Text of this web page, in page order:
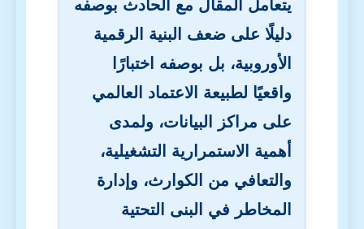
يتعامل المقال مع الحادث بوصفه
دليلًا على ضعف البنية الرقمية
الأوروبية، بل بوصفه اختبارًا
واقعيًا لطبيعة الاعتماد العالمي
على مراكز البيانات، ولمدى
أهمية الاستمرارية التشغيلية،
والتعافي من الكوارث، وإدارة
المخاطر في البنى التحتية